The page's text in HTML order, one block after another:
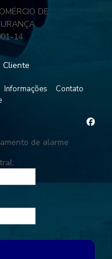
DE
14
Cliente
Informações
Contato
de alarme